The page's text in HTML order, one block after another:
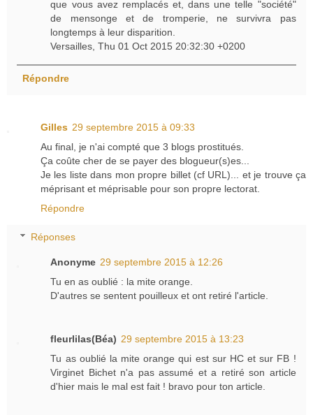
que vous avez remplacés et, dans une telle "société"
de mensonge et de tromperie, ne survivra pas
longtemps à leur disparition.
Versailles, Thu 01 Oct 2015 20:32:30 +0200
Répondre
Gilles 29 septembre 2015 à 09:33
Au final, je n'ai compté que 3 blogs prostitués.
Ça coûte cher de se payer des blogueur(s)es...
Je les liste dans mon propre billet (cf URL)... et je trouve ça
méprisant et méprisable pour son propre lectorat.
Répondre
Réponses
Anonyme 29 septembre 2015 à 12:26
Tu en as oublié : la mite orange.
D'autres se sentent pouilleux et ont retiré l'article.
fleurlilas(Béa) 29 septembre 2015 à 13:23
Tu as oublié la mite orange qui est sur HC et sur FB !
Virginet Bichet n'a pas assumé et a retiré son article
d'hier mais le mal est fait ! bravo pour ton article.